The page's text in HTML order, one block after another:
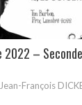
2022 – Seconde
François